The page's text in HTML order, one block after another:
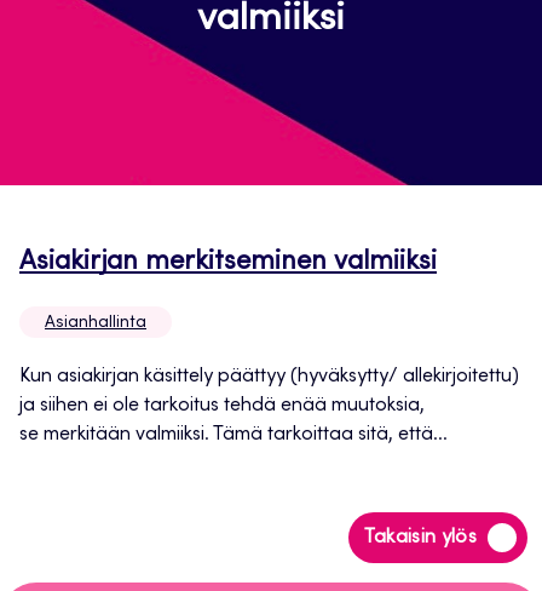
valmiiksi
Asiakirjan merkitseminen valmiiksi
Asianhallinta
Kun asiakirjan käsittely päättyy (hyväksytty/ allekirjoitettu)
ja siihen ei ole tarkoitus tehdä enää muutoksia,
se merkitään valmiiksi. Tämä tarkoittaa sitä, että...
Takaisin ylös
Siirry
takaisin